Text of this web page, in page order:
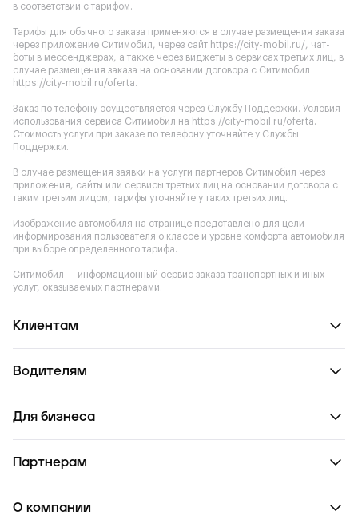
в соответствии с тарифом.
Тарифы для обычного заказа применяются в случае размещения заказа
через приложение Ситимобил, через сайт https://city-mobil.ru/ , чат-
боты в мессенджерах, а также через виджеты в сервисах третьих лиц, в
случае размещения заказа на основании договора с Ситимобил
https://city-mobil.ru/oferta.
Заказ по телефону осуществляется через Службу Поддержки. Условия
использования сервиса Ситимобил на https://city-mobil.ru/oferta.
Стоимость услуги при заказе по телефону уточняйте у Службы
Поддержки.
В случае размещения заявки на услуги партнеров Ситимобил через
приложения, сайты или сервисы третьих лиц на основании договора с
таким третьим лицом, тарифы уточняйте у таких третьих лиц.
Изображение автомобиля на странице представлено для цели
информирования пользователя о классе и уровне комфорта автомобиля
при выборе определенного тарифа.
Ситимобил — информационный сервис заказа транспортных и иных
услуг, оказываемых партнерами.
Клиентам
Водителям
Для бизнеса
Партнерам
О компании